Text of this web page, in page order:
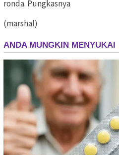
ronda. Pungkasnya
(marshal)